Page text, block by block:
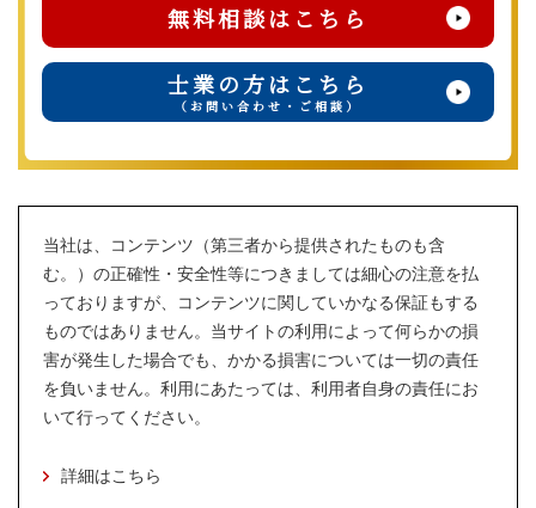
無料相談はこちら
士業の方はこちら
（お問い合わせ・ご相談）
当社は、コンテンツ（第三者から提供されたものも含
む。）の正確性・安全性等につきましては細心の注意を払
っておりますが、コンテンツに関していかなる保証もする
ものではありません。当サイトの利用によって何らかの損
害が発生した場合でも、かかる損害については一切の責任
を負いません。利用にあたっては、利用者自身の責任にお
いて行ってください。
詳細はこちら